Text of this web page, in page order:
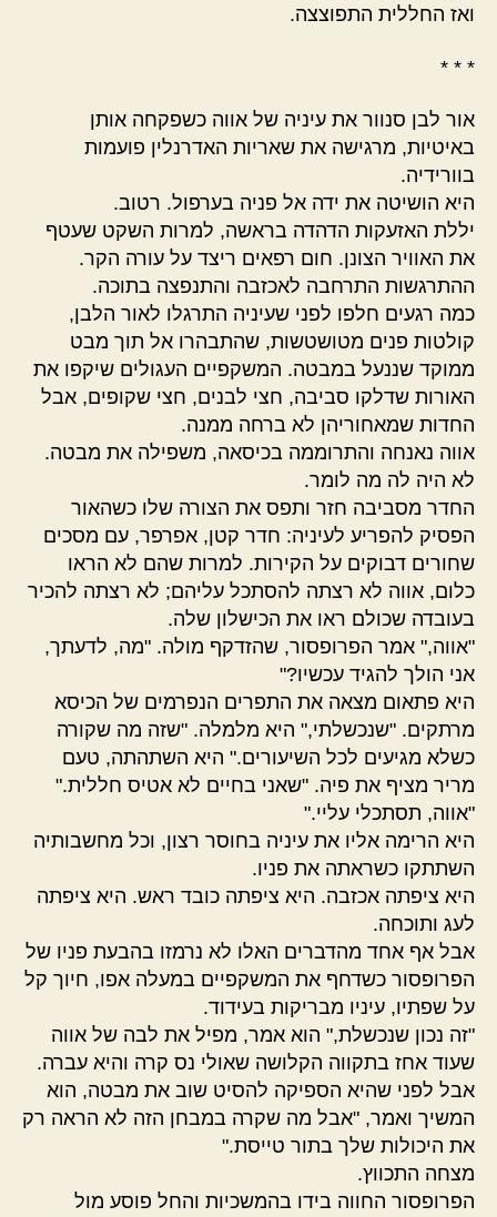
ואז החללית התפוצצה.
* * *
אור לבן סנוור את עיניה של אווה כשפקחה אותן
באיטיות, מרגישה את שאריות האדרנלין פועמות
בוורידיה.
היא הושיטה את ידה אל פניה בערפול. רטוב.
יללת האזעקות הדהדה בראשה, למרות השקט שעטף
את האוויר הצונן. חום רפאים ריצד על עורה הקר.
ההתרגשות התרחבה לאכזבה והתנפצה בתוכה.
כמה רגעים חלפו לפני שעיניה התרגלו לאור הלבן,
קולטות פנים מטושטשות, שהתבהרו אל תוך מבט
ממוקד שננעל במבטה. המשקפיים העגולים שיקפו את
האורות שדלקו סביבה, חצי לבנים, חצי שקופים, אבל
החדות שמאחוריהן לא ברחה ממנה.
אווה נאנחה והתרוממה בכיסאה, משפילה את מבטה.
לא היה לה מה לומר.
החדר מסביבה חזר ותפס את הצורה שלו כשהאור
הפסיק להפריע לעיניה: חדר קטן, אפרפר, עם מסכים
שחורים דבוקים על הקירות. למרות שהם לא הראו
כלום, אווה לא רצתה להסתכל עליהם; לא רצתה להכיר
בעובדה שכולם ראו את הכישלון שלה.
"אווה," אמר הפרופסור, שהזדקף מולה. "מה, לדעתך,
אני הולך להגיד עכשיו?"
היא פתאום מצאה את התפרים הנפרמים של הכיסא
מרתקים. "שנכשלתי," היא מלמלה. "שזה מה שקורה
כשלא מגיעים לכל השיעורים." היא השתהתה, טעם
מריר מציף את פיה. "שאני בחיים לא אטיס חללית."
"אווה, תסתכלי עליי."
היא הרימה אליו את עיניה בחוסר רצון, וכל מחשבותיה
השתתקו כשראתה את פניו.
היא ציפתה אכזבה. היא ציפתה כובד ראש. היא ציפתה
לעג ותוכחה.
אבל אף אחד מהדברים האלו לא נרמזו בהבעת פניו של
הפרופסור כשדחף את המשקפיים במעלה אפו, חיוך קל
על שפתיו, עיניו מבריקות בעידוד.
"זה נכון שנכשלת," הוא אמר, מפיל את לבה של אווה
שעוד אחז בתקווה הקלושה שאולי נס קרה והיא עברה.
אבל לפני שהיא הספיקה להסיט שוב את מבטה, הוא
המשיך ואמר, "אבל מה שקרה במבחן הזה לא הראה רק
את היכולות שלך בתור טייסת."
מצחה התכווץ.
הפרופסור החווה בידו בהמשכיות והחל פוסע מול